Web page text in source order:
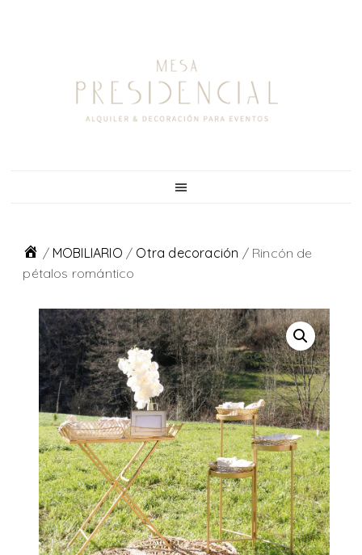
/ MOBILIARIO / Otra decoración /Rincón de
pétalos romántico